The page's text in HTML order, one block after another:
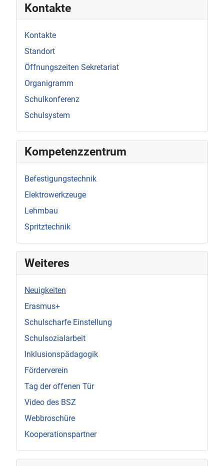
Kontakte
Kontakte
Standort
Öffnungszeiten Sekretariat
Organigramm
Schulkonferenz
Schulsystem
Kompetenzzentrum
Befestigungstechnik
Elektrowerkzeuge
Lehmbau
Spritztechnik
Weiteres
Neuigkeiten
Erasmus+
Schulscharfe Einstellung
Schulsozialarbeit
Inklusionspädagogik
Förderverein
Tag der offenen Tür
Video des BSZ
Webbroschüre
Kooperationspartner